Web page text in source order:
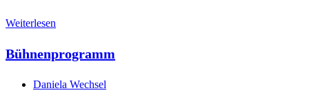
Weiterlesen
Bühnenprogramm
Beitrags-
Daniela Wechsel